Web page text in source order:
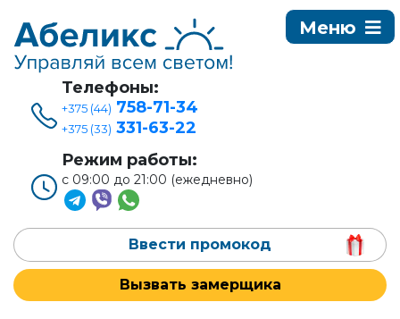
Телефоны:
+375 (44) 758-71-34
+375 (33) 331-63-22
Режим работы:
с 09:00 до 21:00 (ежедневно)
Ввести промокод
Вызвать замерщика